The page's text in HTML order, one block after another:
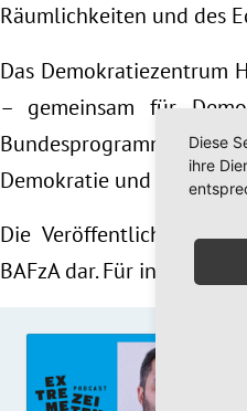
Räumlichkeiten und des
Das Demokratiezentrum
– gemeinsam für
Bundesprogramms
Demokratie und gegen
Die Veröffentlichung
BAFzA dar. Für
Diese
ihre